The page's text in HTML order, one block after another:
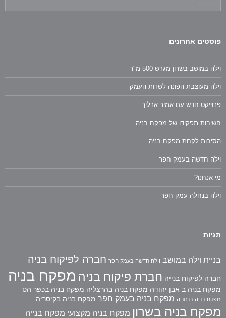
פוסטים אחרונים
וילה במושב בשרון מגרש 500 מ"ר
וילה מעוצבת הפונה לשדות העמק
פרוייקט חדש עם אמיר ארליך
חשיבות תפקידו של מפקח בניה
הסיבות לקחת מפקח בניה
וילה חדשה בעמק חפר
מי אנחנו?
וילה בנחלה עמק חפר
תגיות
בניית וילה במושב וילה חדשה בעמק חפר חברה לפיקוח בניה
חברה לפיקוח בנייה חברת פיקוח בניה מפקח בניה
מפקח בניה ב אבן יהודה מפקח בניה בהרצליה מפקח בניה בכפר הס
מפקח בניה בנתניה מפקח בניה בעמק חפר מפקח בניה בקיסריה
מפקח בניה בשרון מפקח בניה מקצועי מפקח בנייה